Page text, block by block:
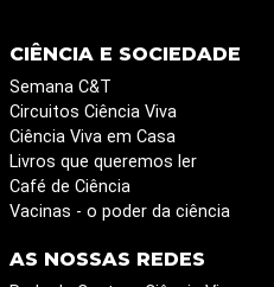
CIÊNCIA E SOCIEDADE
Semana C&T
Circuitos Ciência Viva
Ciência Viva em Casa
Livros que queremos ler
Café de Ciência
Vacinas - o poder da ciência
AS NOSSAS REDES